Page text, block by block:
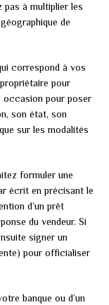
pas à multiplier les
de
correspond à vos
pour
occasion pour poser
son état, son
sur les modalités
formuler une
écrit en précisant le
d’un prêt
du vendeur. Si
signer un
pour officialiser
banque ou d’un